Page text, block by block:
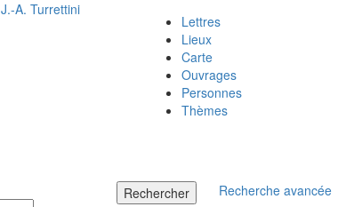
J.-A. Turrettini
Lettres
Lieux
Carte
Ouvrages
Personnes
Thèmes
Rechercher Recherche avancée